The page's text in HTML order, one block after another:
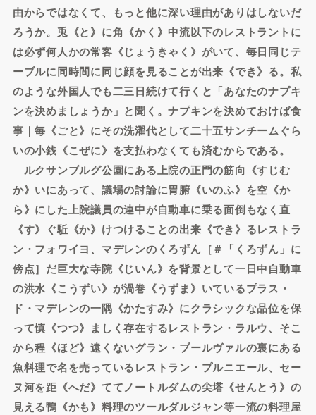
由からではなくて、もっと他に深い理由がありはしないだ
ろうか。兎《と》に角《かく》中流以下のレストラントに
は必ず何人かの常客《じょうきゃく》がいて、毎日同じテ
ーブルに同時間に同じ顔を見ることが出来《でき》る。私
のような外国人でも二三日続けて行くと「あなたのナプキ
ンを決めましょうか」と聞く。ナプキンを決めておけば食
事｜毎《ごと》にその洗濯代として二十五サンチームぐら
いの小銭《こぜに》を支払わなくても済むからである。
ルクサンブルグ公園にある上院の正門の筋向《すじむ
か》いにあって、議場の討論に胃腑《いのふ》を空《か
ら》にした上院議員の連中が自動車に乗る面倒もなく直
《す》ぐ駈《か》けつけることの出来《でき》るレストラ
ン・フォワイヨ、マデレンのくろずん［＃「くろずん」に
傍点］だ巨大な寺院《じいん》を背景として一日中自動車
の洪水《こうずい》が渦巻《うずま》いているプラス・
ド・マデレンの一隅《かたすみ》にクラシックな品位を保
って慎《つつ》ましく存在するレストラン・ラルウ、そこ
から程《ほど》遠くないグラン・ブールヴァルの裏にある
魚料理で名を売っているレストラン・プルニエール、セー
ヌ河を距《へだ》ててノートルダムの尖塔《せんとう》の
見える鴨《かも》料理のツールダルジャン等一流の料理屋